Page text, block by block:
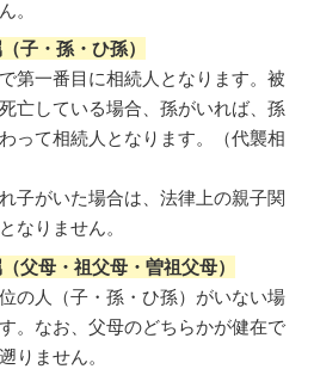
。
子・孫・ひ孫）
第一番目に相続人となります。被
亡している場合、孫がいれば、孫
って相続人となります。（代襲相
子がいた場合は、法律上の親子関
なりません。
父母・祖父母・曽祖父母）
の人（子・孫・ひ孫）がいない場
。なお、父母のどちらかが健在で
りません。